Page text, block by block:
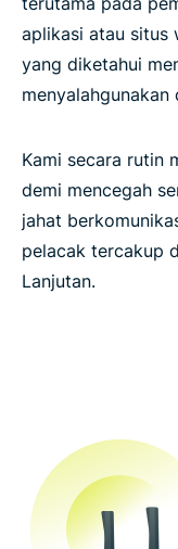
aplikasi atau situs
yang diketahui
menyalahgunakan
Kami secara rutin
demi mencegah
jahat
pelacak tercakup
Lanjutan.